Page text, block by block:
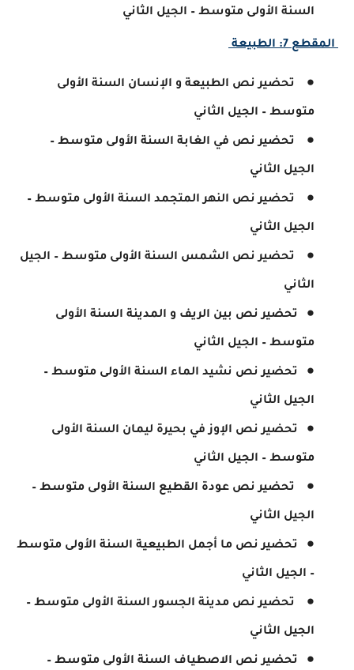
السنة الأولى متوسط – الجيل الثاني
المقطع 7: الطبيعة
تحضير نص الطبيعة و الإنسان السنة الأولى
متوسط – الجيل الثاني
تحضير نص في الغابة السنة الأولى متوسط –
الجيل الثاني
تحضير نص النهر المتجمد السنة الأولى متوسط –
الجيل الثاني
تحضير نص الشمس السنة الأولى متوسط – الجيل
الثاني
تحضير نص بين الريف و المدينة السنة الأولى
متوسط – الجيل الثاني
تحضير نص نشيد الماء السنة الأولى متوسط –
الجيل الثاني
تحضير نص الإوز في بحيرة ليمان السنة الأولى
متوسط – الجيل الثاني
تحضير نص عودة القطيع السنة الأولى متوسط –
الجيل الثاني
تحضير نص ما أجمل الطبيعية السنة الأولى متوسط
– الجيل الثاني
تحضير نص مدينة الجسور السنة الأولى متوسط –
الجيل الثاني
تحضير نص الاصطياف السنة الأولى متوسط –